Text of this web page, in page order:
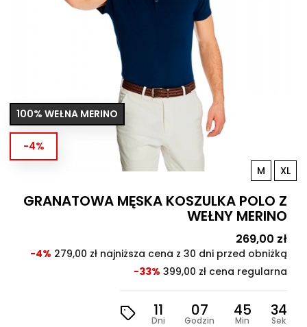
100% WEŁNA MERINO
-4%
M XL
GRANATOWA MĘSKA KOSZULKA POLO Z
WEŁNY MERINO
Cena
269,00 zł
-4% 279,00 zł najniższa cena z 30 dni przed obniżką
-33% 399,00 zł cena regularna
11
Dni
07
Godzin
45
Min
32
Sek